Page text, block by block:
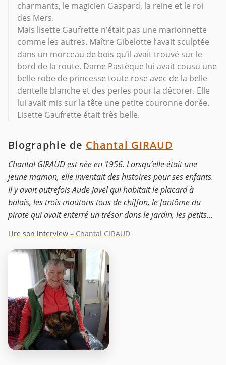
charmants, le magicien Gaspard, la reine et le roi
des Mers.
Mais lisette Gaufrette n’était pas une marionnette
comme les autres. Maître Gibelotte l’avait sculptée
dans un morceau de bois qu’il avait trouvé sur le
bord de la route. Dame Pastèque lui avait cousu une
belle robe de princesse toute rose avec de la belle
dentelle blanche et des perles pour la décorer. Elle
lui avait mis sur la tête une petite couronne dorée.
Lisette Gaufrette était très belle.
Biographie de Chantal GIRAUD
Chantal GIRAUD est née en 1956. Lorsqu’elle était une
jeune maman, elle inventait des histoires pour ses enfants.
Il y avait autrefois Aude Javel qui habitait le placard à
balais, les trois moutons tous de chiffon, le fantôme du
pirate qui avait enterré un trésor dans le jardin, les petits...
Lire son interview – Chantal GIRAUD